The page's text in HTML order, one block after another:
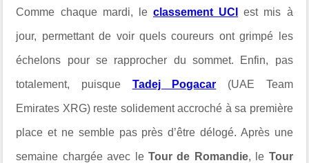
Comme chaque mardi, le classement UCI est mis à
jour, permettant de voir quels coureurs ont grimpé les
échelons pour se rapprocher du sommet. Enfin, pas
totalement, puisque Tadej Pogacar (UAE Team
Emirates XRG) reste solidement accroché à sa première
place et ne semble pas près d’être délogé. Après une
semaine chargée avec le Tour de Romandie, le Tour